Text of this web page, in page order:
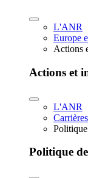
L'ANR
Europe
Actions
Actions et
L'ANR
Politique
Politique